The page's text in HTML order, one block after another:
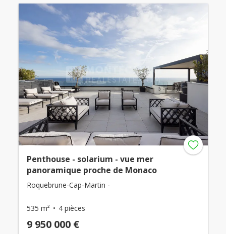
Penthouse - solarium - vue mer
panoramique proche de Monaco
Roquebrune-Cap-Martin -
535 m² 4 pièces
9 950 000 €